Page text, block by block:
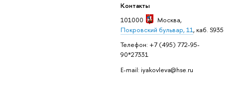
Контакты
101000
Москва,
Покровский бульвар, 11, каб. S935
Телефон: +7 (495) 772-95-
90*27331
E-mail: iyakovleva@hse.ru